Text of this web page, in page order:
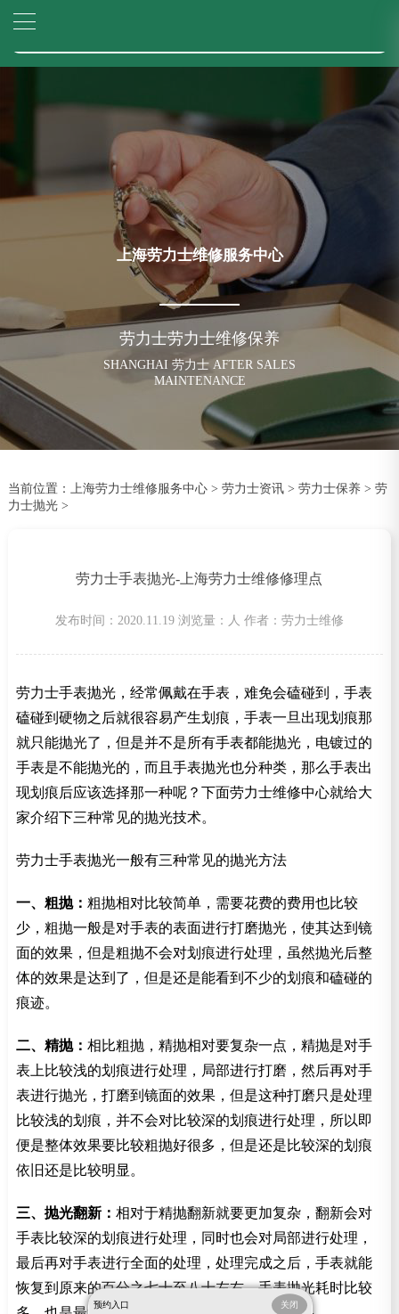
上海市黄浦区南京东路299号宏伊国际广场写字楼8层806室劳力士售后服务中心（需提前预约）
节假日正常营业！
上海劳力士维修服务中心
劳力士劳力士维修保养
SHANGHAI 劳力士 AFTER SALES
MAINTENANCE
当前位置： 上海劳力士维修服务中心> 劳力士资讯> 劳力士保养> 劳
力士抛光>
劳力士手表抛光-上海劳力士维修修理点
发布时间：2020.11.19 浏览量： 人 作者：劳力士维修
劳力士手表抛光，经常佩戴在手表，难免会磕碰到，手表
磕碰到硬物之后就很容易产生划痕，手表一旦出现划痕那
就只能抛光了，但是并不是所有手表都能抛光，电镀过的
手表是不能抛光的，而且手表抛光也分种类，那么手表出
现划痕后应该选择那一种呢？下面劳力士维修中心就给大
家介绍下三种常见的抛光技术。
劳力士手表抛光一般有三种常见的抛光方法
一、粗抛： 粗抛相对比较简单，需要花费的费用也比较
少，粗抛一般是对手表的表面进行打磨抛光，使其达到镜
面的效果，但是粗抛不会对划痕进行处理，虽然抛光后整
体的效果是达到了，但是还是能看到不少的划痕和磕碰的
痕迹。
二、精抛： 相比粗抛，精抛相对要复杂一点，精抛是对手
表上比较浅的划痕进行处理，局部进行打磨，然后再对手
表进行抛光，打磨到镜面的效果，但是这种打磨只是处理
比较浅的划痕，并不会对比较深的划痕进行处理，所以即
便是整体效果要比较粗抛好很多，但是还是比较深的划痕
依旧还是比较明显。
三、抛光翻新： 相对于精抛翻新就要更加复杂，翻新会对
手表比较深的划痕进行处理，同时也会对局部进行处理，
最后再对手表进行全面的处理，处理完成之后，手表就能
恢复到原来的百分之七十至八十左右，手表抛光耗时比较
预约入口 关闭